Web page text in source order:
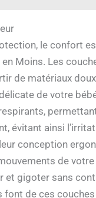
le confort
Moins. Les
de matériaux
de votre
permettant
évitant ainsi
conception
de
et gigoter sans
de ces couches